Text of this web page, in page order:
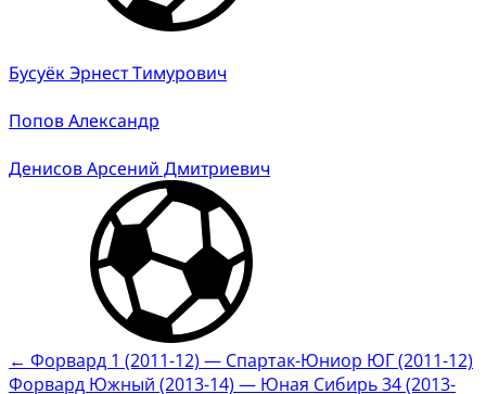
Бусуёк Эрнест Тимурович
Попов Александр
Денисов Арсений Дмитриевич
Post
← Форвард 1 (2011-12) — Спартак-Юниор ЮГ (2011-12)
Форвард Южный (2013-14) — Юная Сибирь 34 (2013-